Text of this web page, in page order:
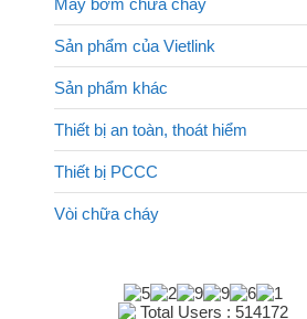
Máy bơm chữa cháy
Sản phẩm của Vietlink
Sản phẩm khác
Thiết bị an toàn, thoát hiểm
Thiết bị PCCC
Vòi chữa cháy
Total Users : 514172